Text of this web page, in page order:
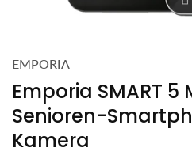
EMPORIA
Emporia SMART 5
Senioren-
Kamera